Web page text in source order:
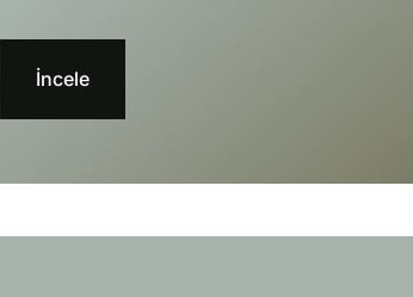
İncele